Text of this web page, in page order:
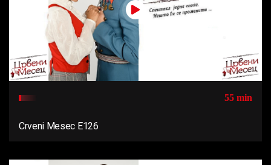
55 min
Crveni Mesec E126